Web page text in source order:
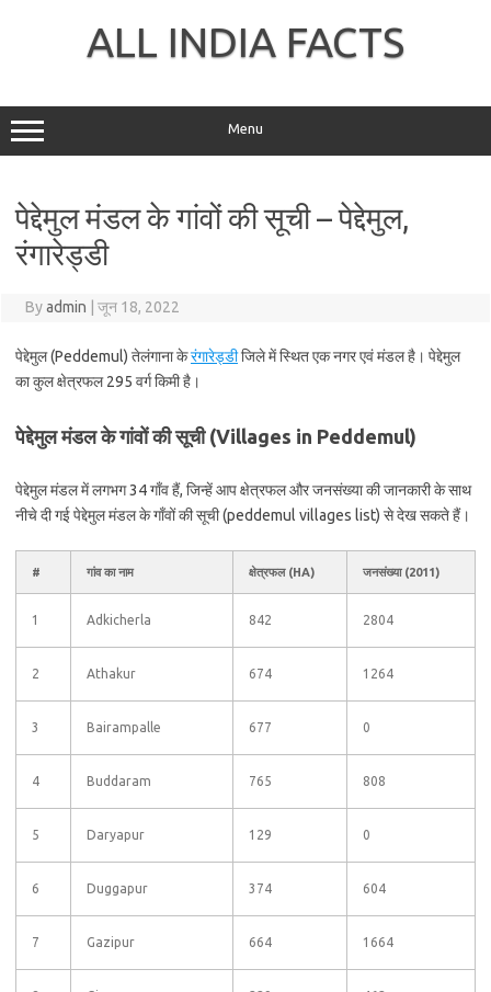
ALL INDIA FACTS
Menu
पेद्देमुल मंडल के गांवों की सूची – पेद्देमुल,
रंगारेड्डी
Byadmin जून 18, 2022
पेद्देमुल (Peddemul) तेलंगाना केरंगारेड्डीजिले में स्थित एक नगर एवं मंडल है। पेद्देमुल
का कुल क्षेत्रफल 295 वर्ग किमी है।
पेद्देमुल मंडल के गांवों की सूची (Villages in Peddemul)
पेद्देमुल मंडल में लगभग 34 गाँव हैं, जिन्हें आप क्षेत्रफल और जनसंख्या की जानकारी के साथ
नीचे दी गई पेद्देमुल मंडल के गाँवों की सूची (peddemul villages list) से देख सकते हैं।
# गांव का नाम क्षेत्रफल (HA) जनसंख्या (2011)
1 Adkicherla 842 2804
2 Athakur 674 1264
3 Bairampalle 677 0
4 Buddaram 765 808
5 Daryapur 129 0
6 Duggapur 374 604
7 Gazipur 664 1664